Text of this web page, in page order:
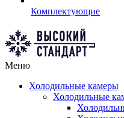
Комплектующие
Меню
Холодильные камеры
Холодильные